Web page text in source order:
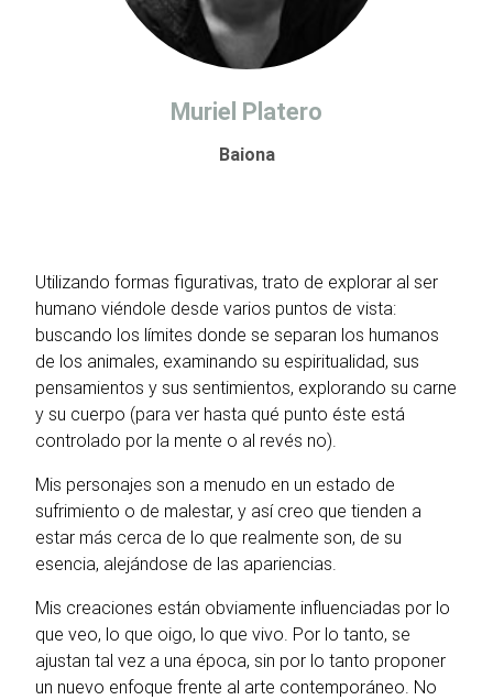
Utilizando formas figurativas, trato de explorar al ser
humano viéndole desde varios puntos de vista:
buscando los límites donde se separan los humanos
de los animales, examinando su espiritualidad, sus
pensamientos y sus sentimientos, explorando su carne
y su cuerpo (para ver hasta qué punto éste está
controlado por la mente o al revés no).
Mis personajes son a menudo en un estado de
sufrimiento o de malestar, y así creo que tienden a
estar más cerca de lo que realmente son, de su
esencia, alejándose de las apariencias.
Mis creaciones están obviamente influenciadas por lo
que veo, lo que oigo, lo que vivo. Por lo tanto, se
ajustan tal vez a una época, sin por lo tanto proponer
un nuevo enfoque frente al arte contemporáneo. No
Muriel Platero
Baiona